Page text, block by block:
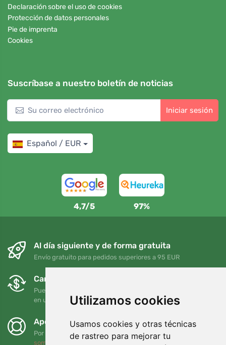
Utilizamos cookies
Usamos cookies y otras técnicas
de rastreo para mejorar tu
Declaración sobre el uso de cookies
Protección de datos personales
Pie de imprenta
Cookies
Suscríbase a nuestro boletín de noticias
Iniciar sesión
Español / EUR
4,7/5 97%
Al día siguiente y de forma gratuita
Envío gratuito para pedidos superiores a 95 EUR
Cambios y devoluciones gratuitos
Puede devolver o cambiar su pedido en cualquier momento
en un plazo de 90 días
Apoyamos a Trees.org
Por cada pedido plantamos un árbol. Leer más
somos